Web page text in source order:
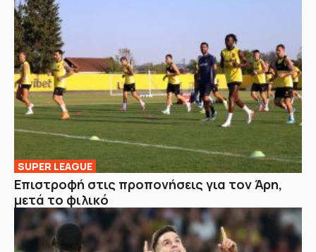
SUPER LEAGUE
Επιστροφή στις προπονήσεις για τον Άρη,
μετά το φιλικό